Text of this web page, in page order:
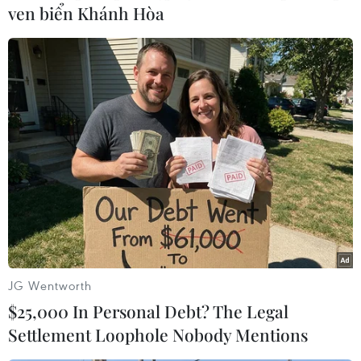
Dựa vào thành công trong năm 2013, ngành ôtô
Philippines đặt mục tiêu bán 230.000 xe trong
năm 2014.
CAMPI cho rằng doanh số bán hàng năm nay sẽ
tăng do sự cải thiện tiếp tục trong nền kinh tế
sẽ thúc đẩy đầu tư nhiều hơn, tăng thêm lòng
tin của người tiêu dùng. Thêm vào đó sự ra đời
của các mẫu xe mới và các gói khuyến mãi hấp
dẫn sẽ thúc đẩy doanh số bán xe./.
ven biển Khánh Hòa
JG Wentworth
$25,000 In Personal Debt? The Legal
Settlement Loophole Nobody Mentions